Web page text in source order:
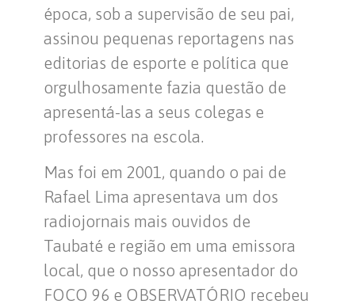
época, sob a supervisão de seu pai,
assinou pequenas reportagens nas
editorias de esporte e política que
orgulhosamente fazia questão de
apresentá-las a seus colegas e
professores na escola.
Mas foi em 2001, quando o pai de
Rafael Lima apresentava um dos
radiojornais mais ouvidos de
Taubaté e região em uma emissora
local, que o nosso apresentador do
FOCO 96 e OBSERVATÓRIO recebeu